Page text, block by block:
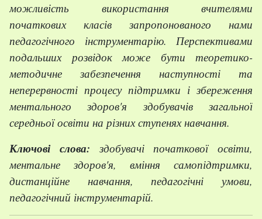
можливість використання вчителями
початкових класів запропонованого нами
педагогічного інструментарію. Перспективами
подальших розвідок може бути теоретико-
методичне забезпечення наступності та
неперервності процесу підтримки і збереження
ментального здоров'я здобувачів загальної
середньої освіти на різних ступенях навчання.
Ключові слова: здобувачі початкової освіти,
ментальне здоров'я, вміння самопідтримки,
дистанційне навчання, педагогічні умови,
педагогічний інструментарій.